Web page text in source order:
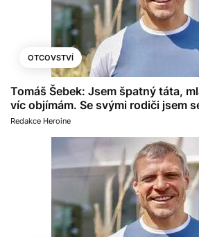
OTCOVSTVÍ
Tomáš Šebek: Jsem špatný táta,
víc objímám. Se svými rodiči jsem
Redakce Heroine